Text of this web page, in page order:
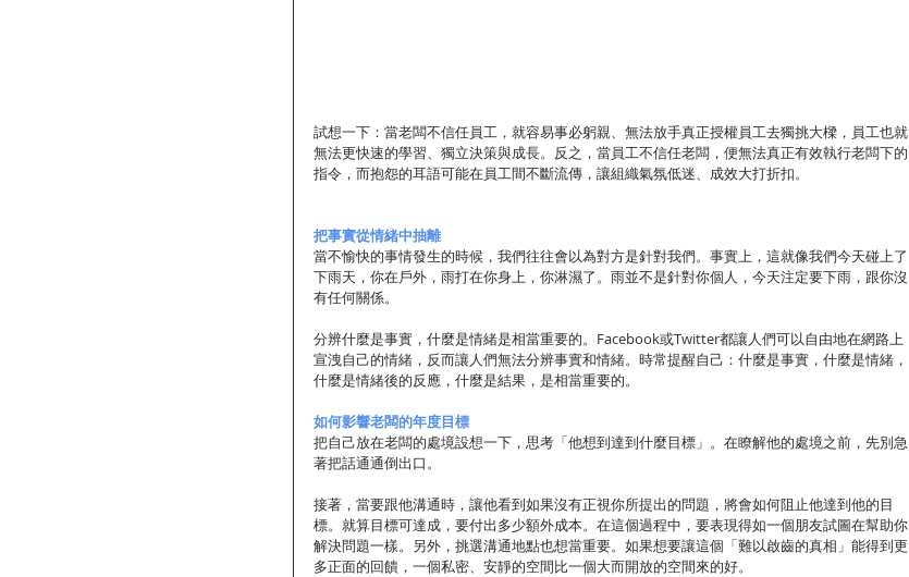
試想一下：當老闆不信任員工，就容易事必躬親、無法放手真正授權員工去獨挑大樑，員工也就
無法更快速的學習、獨立決策與成長。反之，當員工不信任老闆，便無法真正有效執行老闆下的
指令，而抱怨的耳語可能在員工間不斷流傳，讓組織氣氛低迷、成效大打折扣。
把事實從情緒中抽離
當不愉快的事情發生的時候，我們往往會以為對方是針對我們。事實上，這就像我們今天碰上了
下雨天，你在戶外，雨打在你身上，你淋濕了。雨並不是針對你個人，今天注定要下雨，跟你沒
有任何關係。
分辨什麼是事實，什麼是情緒是相當重要的。Facebook或Twitter都讓人們可以自由地在網路上
宣洩自己的情緒，反而讓人們無法分辨事實和情緒。時常提醒自己：什麼是事實，什麼是情緒，
什麼是情緒後的反應，什麼是結果，是相當重要的。
如何影響老闆的年度目標
把自己放在老闆的處境設想一下，思考「他想到達到什麼目標」。在瞭解他的處境之前，先別急
著把話通通倒出口。
接著，當要跟他溝通時，讓他看到如果沒有正視你所提出的問題，將會如何阻止他達到他的目
標。就算目標可達成，要付出多少額外成本。在這個過程中，要表現得如一個朋友試圖在幫助你
解決問題一樣。另外，挑選溝通地點也想當重要。如果想要讓這個「難以啟齒的真相」能得到更
多正面的回饋，一個私密、安靜的空間比一個大而開放的空間來的好。